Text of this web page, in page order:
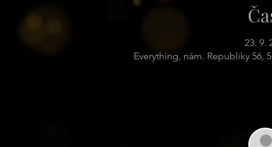
23. 9.
Everything, nám. Republiky 56,